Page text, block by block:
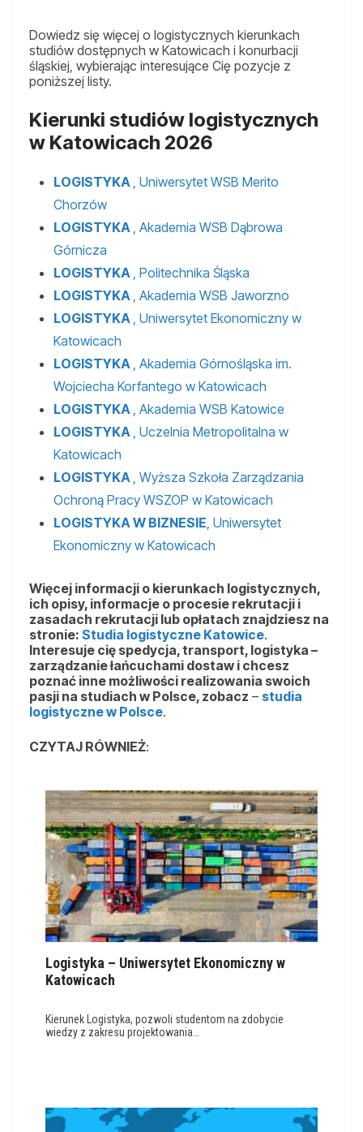
Dowiedz się więcej o logistycznych kierunkach
studiów dostępnych w Katowicach i konurbacji
śląskiej, wybierając interesujące Cię pozycje z
poniższej listy.
Kierunki studiów logistycznych
w Katowicach 2026
LOGISTYKA , Uniwersytet WSB Merito
Chorzów
LOGISTYKA , Akademia WSB Dąbrowa
Górnicza
LOGISTYKA , Politechnika Śląska
LOGISTYKA , Akademia WSB Jaworzno
LOGISTYKA , Uniwersytet Ekonomiczny w
Katowicach
LOGISTYKA , Akademia Górnośląska im.
Wojciecha Korfantego w Katowicach
LOGISTYKA , Akademia WSB Katowice
LOGISTYKA , Uczelnia Metropolitalna w
Katowicach
LOGISTYKA , Wyższa Szkoła Zarządzania
Ochroną Pracy WSZOP w Katowicach
LOGISTYKA W BIZNESIE, Uniwersytet
Ekonomiczny w Katowicach
Więcej informacji o kierunkach logistycznych,
ich opisy, informacje o procesie rekrutacji i
zasadach rekrutacji lub opłatach znajdziesz na
stronie: Studia logistyczne Katowice.
Interesuje cię spedycja, transport, logistyka –
zarządzanie łańcuchami dostaw i chcesz
poznać inne możliwości realizowania swoich
pasji na studiach w Polsce, zobacz – studia
logistyczne w Polsce.
CZYTAJ RÓWNIEŻ:
Logistyka – Uniwersytet Ekonomiczny w
Katowicach
Kierunek Logistyka, pozwoli studentom na zdobycie
wiedzy z zakresu projektowania…